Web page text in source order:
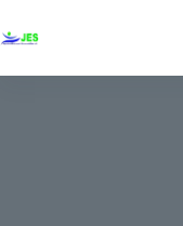
Inhalt
springen